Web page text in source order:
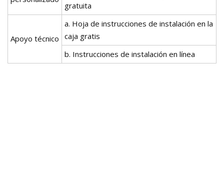
gratuita
Apoyo técnico
a. Hoja de instrucciones de instalación en la
caja gratis
b. Instrucciones de instalación en línea